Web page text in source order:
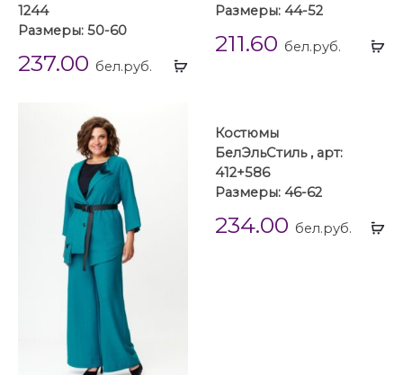
Выбрать
1244
Размеры: 50-60
237.00 бел.руб.
Размеры: 44-52
211.60 бел.руб.
Костюмы
БелЭльСтиль , арт:
412+586
Размеры: 46-62
234.00 бел.руб.